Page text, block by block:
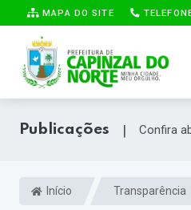
MAPA DO SITE
Publicações | Confira
Início Transparência